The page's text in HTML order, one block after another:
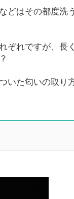
どはその都度洗
ぞれですが、長
いた匂いの取り